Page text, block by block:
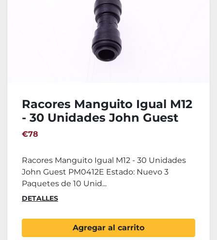
Racores Manguito Igual M12
- 30 Unidades John Guest
PM0412E
€78
Racores Manguito Igual M12 - 30 Unidades
John Guest PM0412E Estado: Nuevo 3
Paquetes de 10 Unid...
DETALLES
Agregar al carrito